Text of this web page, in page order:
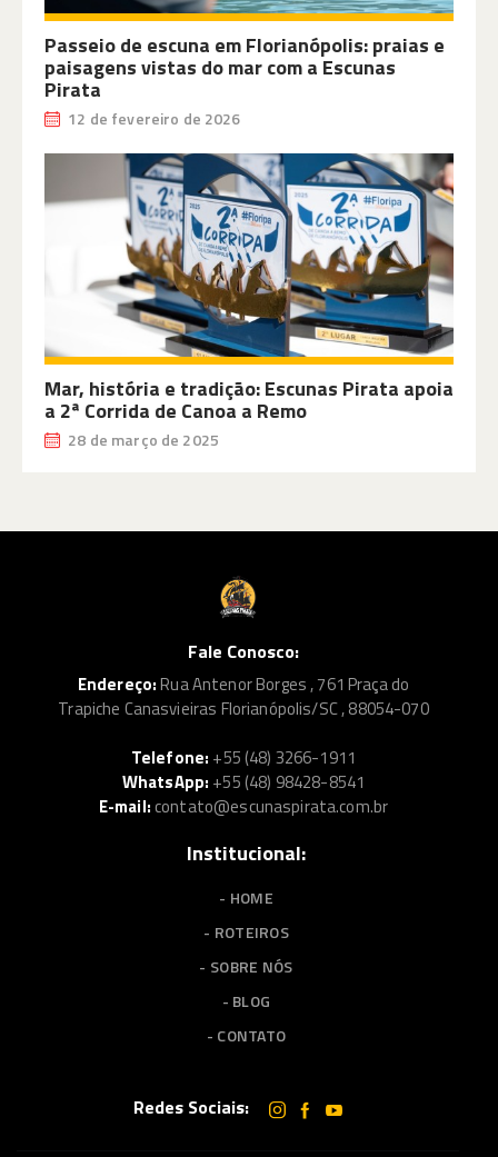
Passeio de escuna em Florianópolis: praias e
paisagens vistas do mar com a Escunas
Pirata
12 de fevereiro de 2026
Mar, história e tradição: Escunas Pirata apoia
a 2ª Corrida de Canoa a Remo
28 de março de 2025
Fale Conosco:
Endereço:Rua Antenor Borges , 761 Praça do
Trapiche Canasvieiras Florianópolis/SC , 88054-070
Telefone: +55 (48) 3266-1911
WhatsApp: +55 (48) 98428-8541
E-mail:contato@escunaspirata.com.br
Institucional:
- HOME
- ROTEIROS
- SOBRE NÓS
- BLOG
- CONTATO
Redes Sociais: